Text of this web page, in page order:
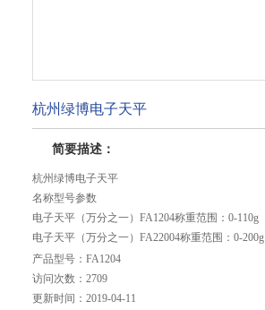
杭州绿博电子天平
简要描述：
杭州绿博电子天平
名称型号参数
电子天平（万分之一）FA1204称重范围：0-110g
电子天平（万分之一）FA22004称重范围：0-200g
电子天平（千分之一）JA103H称重范围：0-110g
电子天平（千分之一）JA303称重范围：0-300g
电子天平（百分之一）XY-600C称重范围：0-610g
产品型号： FA1204
访问次数： 2709
更新时间： 2019-04-11